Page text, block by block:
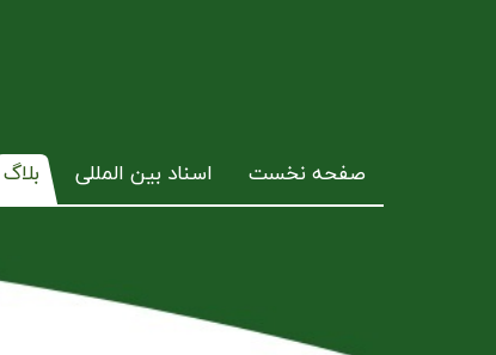
صفحه نخست اسناد بین المللی بلاگ